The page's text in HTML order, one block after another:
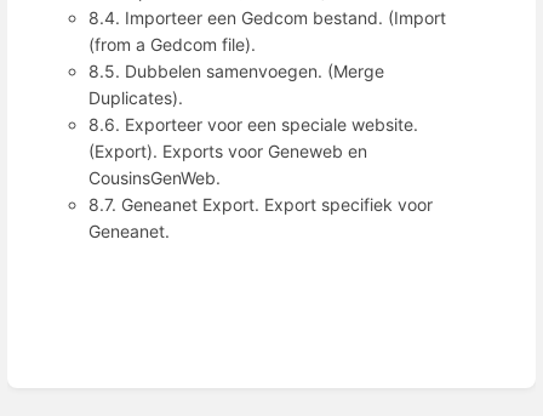
8.4. Importeer een Gedcom bestand. (Import
(from a Gedcom file).
8.5. Dubbelen samenvoegen. (Merge
Duplicates).
8.6. Exporteer voor een speciale website.
(Export). Exports voor Geneweb en
CousinsGenWeb.
8.7. Geneanet Export. Export specifiek voor
Geneanet.